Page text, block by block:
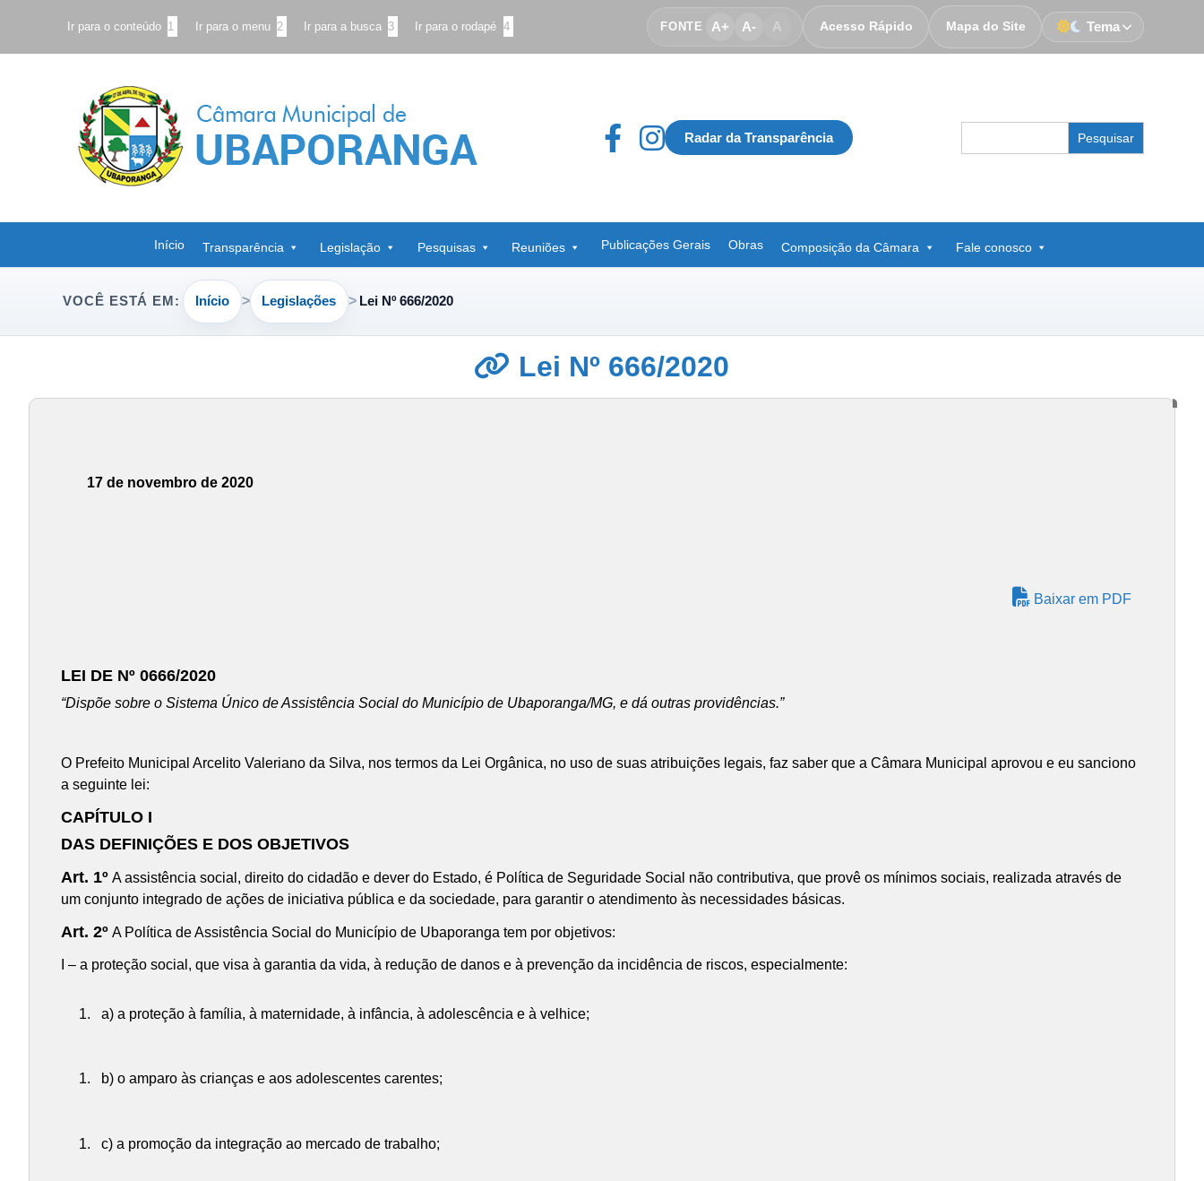
Ir para o conteúdo 1 Ir para o menu 2 Ir para a busca 3 Ir para o rodapé 4 FONTE A+ A- A Acesso Rápido Mapa do Site Tema
Radar da Transparência
for:
Início Transparência Legislação Pesquisas Reuniões Publicações Gerais Obras Composição da Câmara Fale conosco
VOCÊ ESTÁ EM: Início Legislações Lei Nº 666/2020
Lei Nº 666/2020
17 de novembro de 2020
Baixar em PDF
LEI DE Nº 0666/2020
“Dispõe sobre o Sistema Único de Assistência Social do Município de Ubaporanga/MG, e dá outras providências.”
O Prefeito Municipal Arcelito Valeriano da Silva, nos termos da Lei Orgânica, no uso de suas atribuições legais, faz saber que a Câmara Municipal aprovou e eu sanciono
a seguinte lei:
CAPÍTULO I
DAS DEFINIÇÕES E DOS OBJETIVOS
Art. 1º A assistência social, direito do cidadão e dever do Estado, é Política de Seguridade Social não contributiva, que provê os mínimos sociais, realizada através de
um conjunto integrado de ações de iniciativa pública e da sociedade, para garantir o atendimento às necessidades básicas.
Art. 2º A Política de Assistência Social do Município de Ubaporanga tem por objetivos:
I – a proteção social, que visa à garantia da vida, à redução de danos e à prevenção da incidência de riscos, especialmente:
a) a proteção à família, à maternidade, à infância, à adolescência e à velhice;
b) o amparo às crianças e aos adolescentes carentes;
c) a promoção da integração ao mercado de trabalho;